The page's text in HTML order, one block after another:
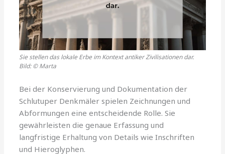
Sie stellen das lokale Erbe im Kontext antiker Zivilisationen dar.
Bild: © Marta
Bei der Konservierung und Dokumentation der
Schlutuper Denkmäler spielen Zeichnungen und
Abformungen eine entscheidende Rolle. Sie
gewährleisten die genaue Erfassung und
langfristige Erhaltung von Details wie Inschriften
und Hieroglyphen.